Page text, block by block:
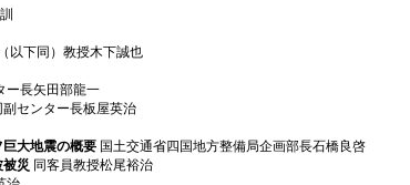
以下同）教授木下誠也
ー長矢田部龍一
副センター長板屋英治
大地震の概要 国土交通省四国地方整備局企画部長石橋良啓
災 同客員教授松尾裕治